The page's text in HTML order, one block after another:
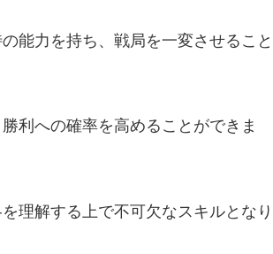
能力を持ち、戦局を一変させること
利への確率を高めることができま
理解する上で不可欠なスキルとなり